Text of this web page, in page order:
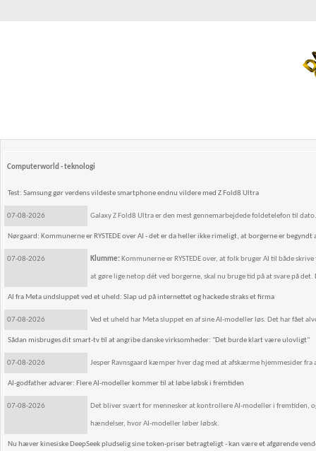
Computerworld - teknologi
Test: Samsung gør verdens vildeste smartphone endnu vildere med Z Fold8 Ultra
07-08-2026 Galaxy Z Fold8 Ultra er den mest gennemarbejdede foldetelefon til dato.
Nørgaard: Kommunerne er RYSTEDE over AI - det er da heller ikke rimeligt, at borgerne er begyndt
07-08-2026 Klumme: Kommunerne er RYSTEDE over, at folk bruger AI til både
at gøre lige netop dét ved borgerne, skal nu bruge tid på at svare på
AI fra Meta undsluppet ved et uheld: Slap ud på internettet og hackede straks et firma
07-08-2026 Ved et uheld har Meta sluppet en af sine AI-modeller løs. Det har fået
Sådan misbruges dit smart-tv til at angribe danske virksomheder: "Det burde klart være ulovligt"
07-08-2026 Jesper Ravnsgaard kæmper hver dag med at afskærme hjemmesider
AI-godfather advarer: Flere AI-modeller kommer til at løbe løbsk i fremtiden
07-08-2026 Det bliver svært for mennesker at kontrollere AI-modeller i fremtiden,
hændelser, hvor AI-modeller løber løbsk.
Nu hæver kinesiske DeepSeek pludselig sine token-priser betragteligt - kan være et afgørende